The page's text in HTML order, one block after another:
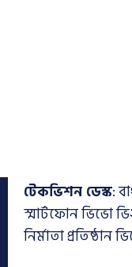
টেকভিশন ডেস্ক:
স্মার্টফোন ভিভো
নির্মাতা প্রতিষ্ঠান